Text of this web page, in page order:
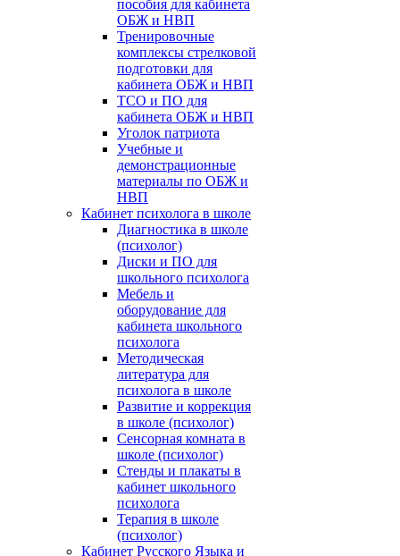
пособия для кабинета
ОБЖ и НВП
Тренировочные
комплексы стрелковой
подготовки для
кабинета ОБЖ и НВП
ТСО и ПО для
кабинета ОБЖ и НВП
Уголок патриота
Учебные и
демонстрационные
материалы по ОБЖ и
НВП
Кабинет психолога в школе
Диагностика в школе
(психолог)
Диски и ПО для
школьного психолога
Мебель и
оборудование для
кабинета школьного
психолога
Методическая
литература для
психолога в школе
Развитие и коррекция
в школе (психолог)
Сенсорная комната в
школе (психолог)
Стенды и плакаты в
кабинет школьного
психолога
Терапия в школе
(психолог)
Кабинет Русского Языка и